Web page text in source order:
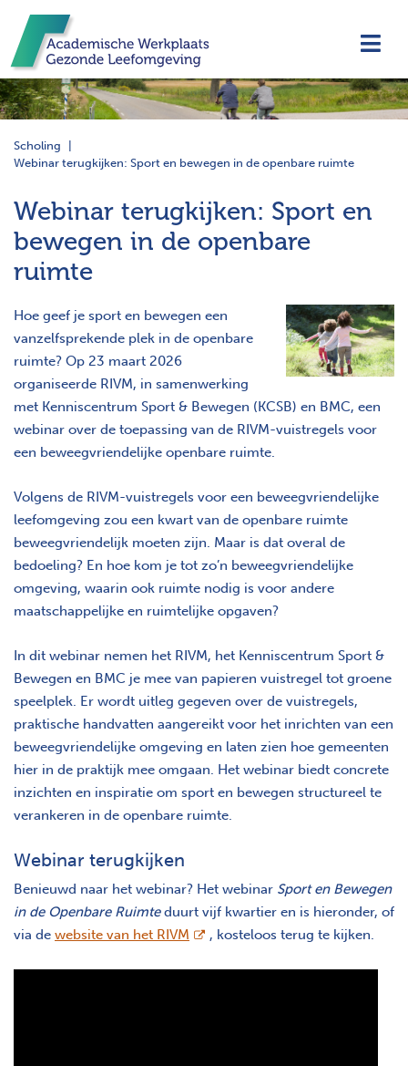
Scholing
Webinar terugkijken: Sport en bewegen in de openbare ruimte
Webinar terugkijken: Sport en
bewegen in de openbare
ruimte
Hoe geef je sport en bewegen een
vanzelfsprekende plek in de openbare
ruimte? Op 23 maart 2026
organiseerde RIVM, in samenwerking
met Kenniscentrum Sport & Bewegen (KCSB) en BMC, een
webinar over de toepassing van de RIVM-vuistregels voor
een beweegvriendelijke openbare ruimte.
Volgens de RIVM-vuistregels voor een beweegvriendelijke
leefomgeving zou een kwart van de openbare ruimte
beweegvriendelijk moeten zijn. Maar is dat overal de
bedoeling? En hoe kom je tot zo’n beweegvriendelijke
omgeving, waarin ook ruimte nodig is voor andere
maatschappelijke en ruimtelijke opgaven?
In dit webinar nemen het RIVM, het Kenniscentrum Sport &
Bewegen en BMC je mee van papieren vuistregel tot groene
speelplek. Er wordt uitleg gegeven over de vuistregels,
praktische handvatten aangereikt voor het inrichten van een
beweegvriendelijke omgeving en laten zien hoe gemeenten
hier in de praktijk mee omgaan. Het webinar biedt concrete
inzichten en inspiratie om sport en bewegen structureel te
verankeren in de openbare ruimte.
Webinar terugkijken
Benieuwd naar het webinar? Het webinar Sport en Bewegen
in de Openbare Ruimteduurt vijf kwartier en is hieronder, of
via de website van het RIVM opent nieuw scherm
, kosteloos terug te kijken.